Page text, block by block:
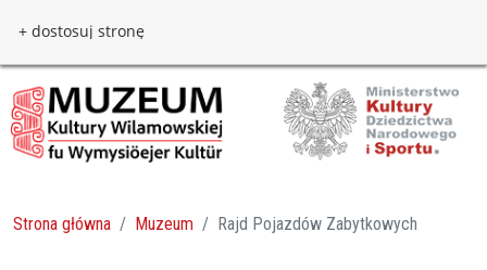
+ dostosuj stronę
Strona główna Muzeum Rajd Pojazdów Zabytkowych